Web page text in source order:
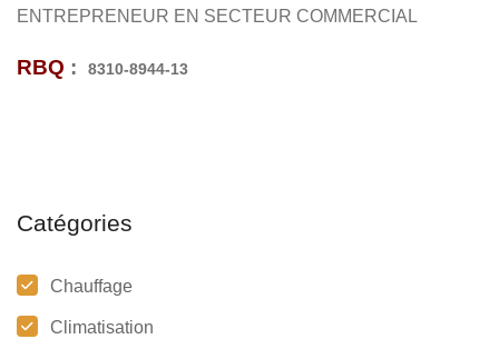
ENTREPRENEUR EN SECTEUR COMMERCIAL
RBQ : 8310-8944-13
Catégories
Chauffage
Climatisation